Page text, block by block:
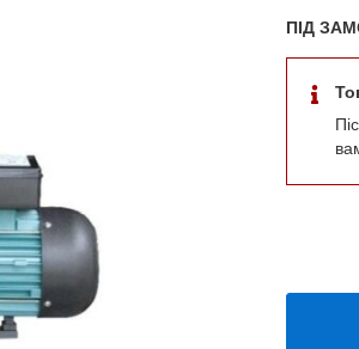
ПІД